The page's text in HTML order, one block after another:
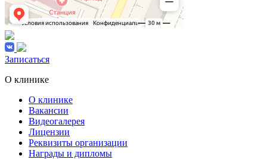
Записаться
О клинике
О клинике
Вакансии
Видеогалерея
Лицензии
Реквизиты организации
Награды и дипломы